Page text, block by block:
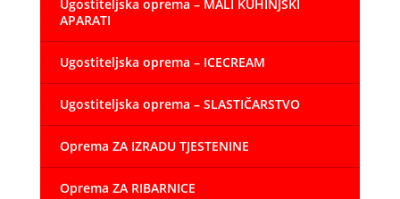
Ugostiteljska oprema – MALI KUHINJSKI
APARATI
Ugostiteljska oprema – ICECREAM
Ugostiteljska oprema – SLASTIČARSTVO
Oprema ZA IZRADU TJESTENINE
Oprema ZA RIBARNICE